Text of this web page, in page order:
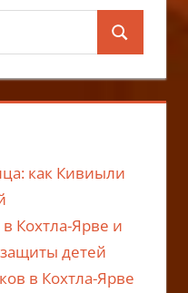
Поиск
как Кивиыли
Кохтла-Ярве и
детей
в Кохтла-Ярве